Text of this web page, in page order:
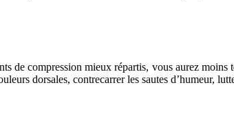
de compression mieux répartis, vous aurez moins
dorsales, contrecarrer les sautes d’humeur,